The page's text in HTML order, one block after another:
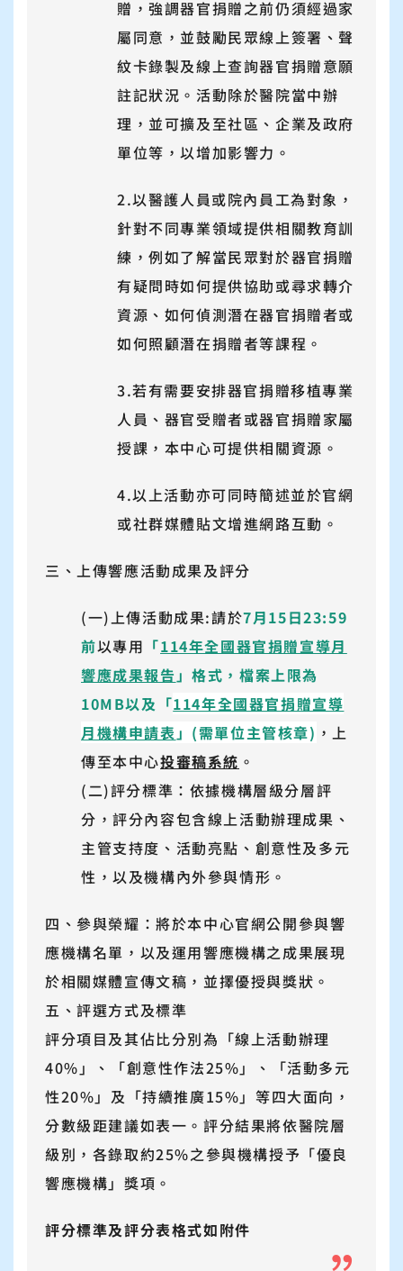
贈，強調器官捐贈之前仍須經過家
屬同意，並鼓勵民眾線上簽署、聲
紋卡錄製及線上查詢器官捐贈意願
註記狀況。活動除於醫院當中辦
理，並可擴及至社區、企業及政府
單位等，以增加影響力。
2.以醫護人員或院內員工為對象，
針對不同專業領域提供相關教育訓
練，例如了解當民眾對於器官捐贈
有疑問時如何提供協助或尋求轉介
資源、如何偵測潛在器官捐贈者或
如何照顧潛在捐贈者等課程。
3.若有需要安排器官捐贈移植專業
人員、器官受贈者或器官捐贈家屬
授課，本中心可提供相關資源。
4.以上活動亦可同時簡述並於官網
或社群媒體貼文增進網路互動。
三、上傳響應活動成果及評分
(一)上傳活動成果:請於7月15日23:59
前以專用 「114年全國器官捐贈宣導月
響應成果報告」格式，檔案上限為
10MB以及「114年全國器官捐贈宣導
月機構申請表」(需單位主管核章) ，上
傳至本中心投審稿系統 。
(二)評分標準：依據機構層級分層評
分，評分內容包含線上活動辦理成果、
主管支持度、活動亮點、創意性及多元
性，以及機構內外參與情形。
四、參與榮耀：將於本中心官網公開參與響
應機構名單，以及運用響應機構之成果展現
於相關媒體宣傳文稿，並擇優授與獎狀。
五、評選方式及標準
評分項目及其佔比分別為「線上活動辦理
40%」、「創意性作法25%」、「活動多元
性20%」及「持續推廣15%」等四大面向，
分數級距建議如表一。評分結果將依醫院層
級別，各錄取約25%之參與機構授予「優良
響應機構」獎項。
評分標準及評分表格式如附件